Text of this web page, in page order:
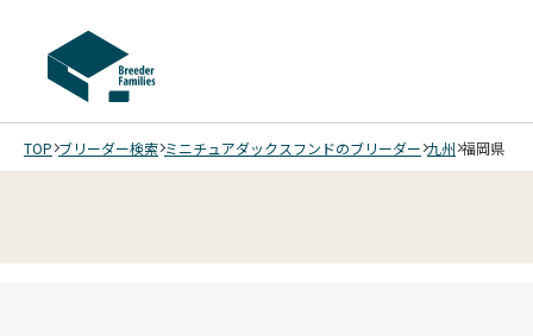
TOP ブリーダー検索 ミニチュアダックスフンドのブリーダー 九州 福岡県